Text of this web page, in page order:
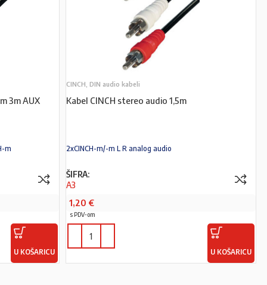
3m AUX
m
U KOŠARICU
CINCH, DIN audio kabeli
Kabel CINCH stereo audio 1,5m
2xCINCH-m/-m L R analog audio
ŠIFRA:
A3
1,20 €
s PDV-om
U KOŠARICU